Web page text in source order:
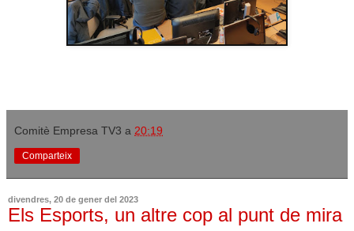
Comitè Empresa TV3 a 20:19
Comparteix
divendres, 20 de gener del 2023
Els Esports, un altre cop al punt de mira